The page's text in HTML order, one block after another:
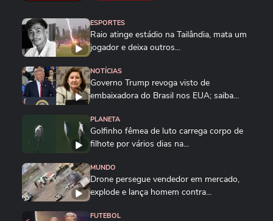
ESPORTES
Raio atinge estádio na Tailândia, mata um
jogador e deixa outros...
NOTÍCIAS
Governo Trump revoga visto de
embaixadora do Brasil nos EUA; saiba...
PLANETA
Golfinho fêmea de luto carrega corpo de
filhote por vários dias na...
MUNDO
Drone persegue vendedor em mercado,
explode e lança homem contra...
FUTEBOL